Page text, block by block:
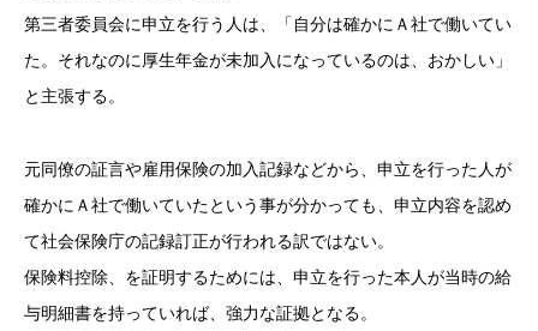
第三者委員会に申立を行う人は、「自分は確かにＡ社で働いてい
た。それなのに厚生年金が未加入になっているのは、おかしい」
と主張する。
元同僚の証言や雇用保険の加入記録などから、申立を行った人が
確かにＡ社で働いていたという事が分かっても、申立内容を認め
て社会保険庁の記録訂正が行われる訳ではない。
保険料控除、を証明するためには、申立を行った本人が当時の給
与明細書を持っていれば、強力な証拠となる。